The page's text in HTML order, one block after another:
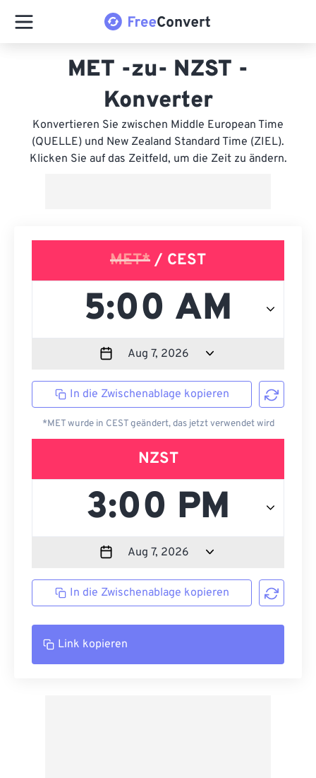
MET -zu- NZST -
Konverter
Konvertieren Sie zwischen Middle European Time
(QUELLE) und New Zealand Standard Time (ZIEL).
Klicken Sie auf das Zeitfeld, um die Zeit zu ändern.
MET* / CEST
In die Zwischenablage kopieren
*MET wurde in CEST geändert, das jetzt verwendet wird
NZST
In die Zwischenablage kopieren
Link kopieren